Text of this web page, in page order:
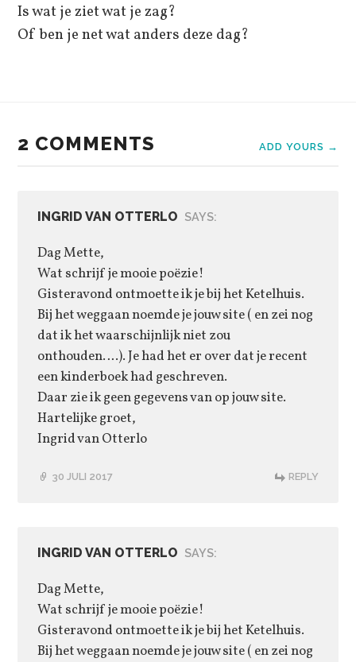
Is wat je ziet wat je zag?
Of ben je net wat anders deze dag?
2 COMMENTS ADD YOURS →
INGRID VAN OTTERLO SAYS:
Dag Mette,
Wat schrijf je mooie poëzie!
Gisteravond ontmoette ik je bij het Ketelhuis.
Bij het weggaan noemde je jouw site ( en zei nog
dat ik het waarschijnlijk niet zou
onthouden….). Je had het er over dat je recent
een kinderboek had geschreven.
Daar zie ik geen gegevens van op jouw site.
Hartelijke groet,
Ingrid van Otterlo
30 JULI 2017 REPLY
INGRID VAN OTTERLO SAYS:
Dag Mette,
Wat schrijf je mooie poëzie!
Gisteravond ontmoette ik je bij het Ketelhuis.
Bij het weggaan noemde je jouw site ( en zei nog